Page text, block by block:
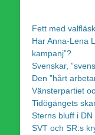
Fett med valfläsk
Har Anna-Lena
kampanj”?
Svenskar,
Den ”hårt
Vänsterpartiet
Tidögängets
Sterns bluff i DN
SVT och SR:s